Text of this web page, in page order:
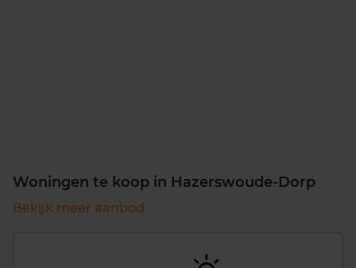
Woningen te koop in Hazerswoude-Dorp
Bekijk meer aanbod